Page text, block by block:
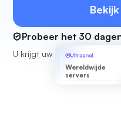
Probeer het 30
U krijgt uw geld volledig
Ultrasnel
Wereldwijde
servers